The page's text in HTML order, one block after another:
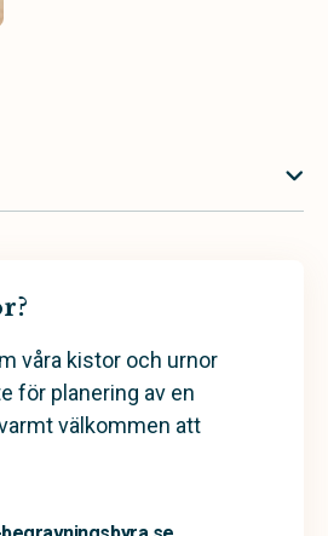
våra kistor och urnor
för planering av en
välkommen att